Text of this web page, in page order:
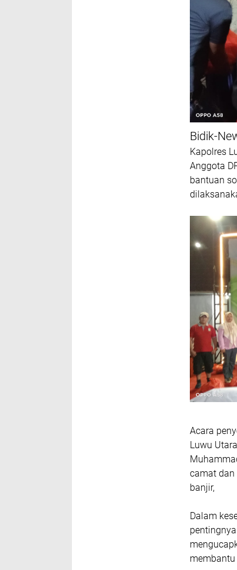
Bidik-
Kapolres
Anggota
bantuan
Acara
Luwu
camat dan
banjir,
Dalam